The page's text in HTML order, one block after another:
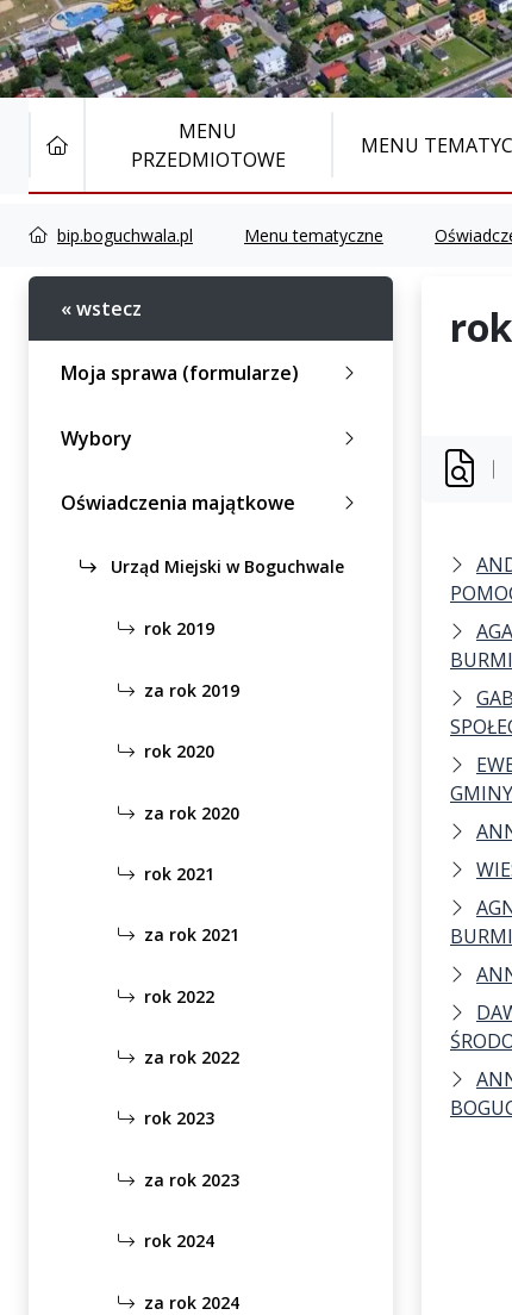
STRONA GŁÓWNAMENU
PRZEDMIOTOWE
MENU
bip.boguchwala.pl Menu tematyczne
« wstecz
Moja sprawa (formularze)
Wybory
Oświadczenia majątkowe
Urząd Miejski w Boguchwale
rok 2019
za rok 2019
rok 2020
za rok 2020
rok 2021
za rok 2021
rok 2022
za rok 2022
rok 2023
za rok 2023
rok 2024
za rok 2024